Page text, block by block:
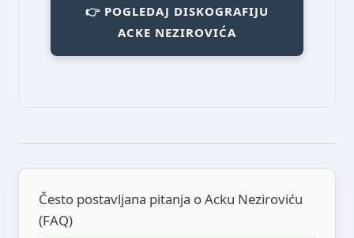
👉 POGLEDAJ DISKOGRAFIJU
ACKE NEZIROVIĆA
Često postavljana pitanja o Acku Neziroviću
(FAQ)